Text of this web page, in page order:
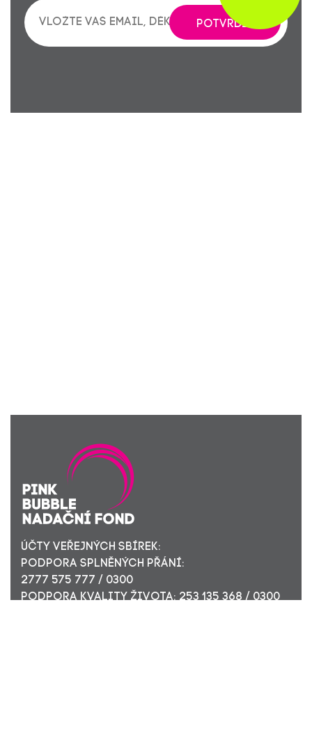
POTVRDIT
ÚČTY VEŘEJNÝCH SBÍREK:
PODPORA SPLNĚNÝCH PŘÁNÍ:
2777 575 777 / 0300
PODPORA KVALITY ŽIVOTA: 253 135 368 / 0300